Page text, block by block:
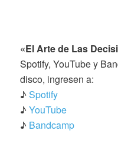
«El Arte de Las
Spotify, YouTube y
disco, ingresen a:
♪ Spotify
♪ YouTube
♪ Bandcamp